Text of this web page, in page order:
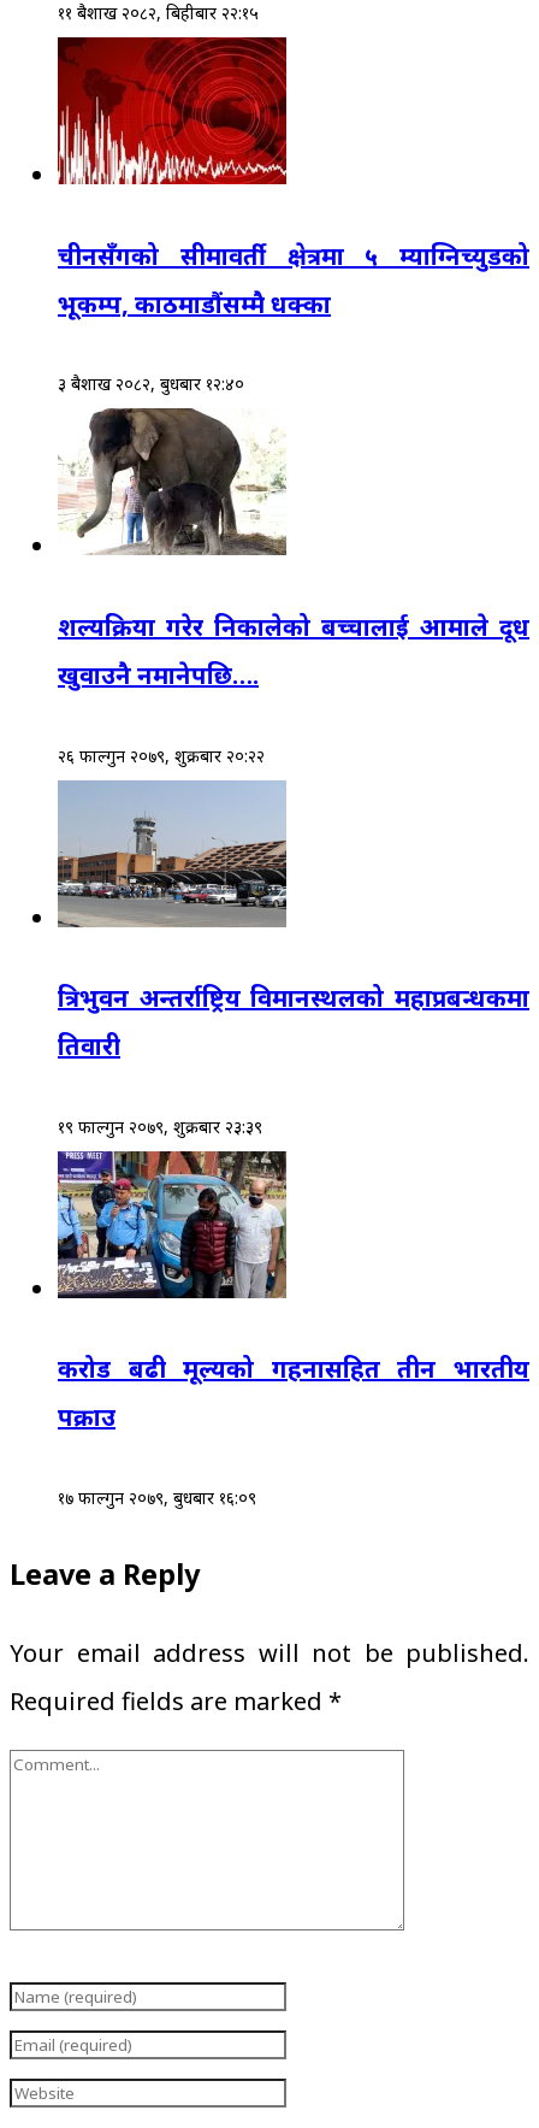
११ बैशाख २०८२, बिहीबार २२:१५
चीनसँगको सीमावर्ती क्षेत्रमा ५ म्याग्निच्युडको
भूकम्प, काठमाडौंसम्मै धक्का
३ बैशाख २०८२, बुधबार १२:४०
शल्यक्रिया गरेर निकालेको बच्चालाई आमाले दूध
खुवाउनै नमानेपछि….
२६ फाल्गुन २०७९, शुक्रबार २०:२२
त्रिभुवन अन्तर्राष्ट्रिय विमानस्थलको महाप्रबन्धकमा
तिवारी
१९ फाल्गुन २०७९, शुक्रबार २३:३९
करोड बढी मूल्यको गहनासहित तीन भारतीय
पक्राउ
१७ फाल्गुन २०७९, बुधबार १६:०९
Leave a Reply
Your email address will not be published.
Required fields are marked *